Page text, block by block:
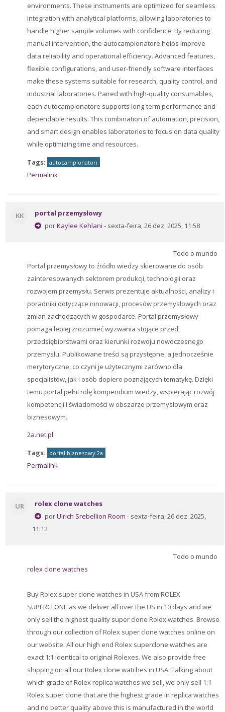
environments. These instruments are optimized for seamless
integration with analytical platforms, allowing laboratories to
handle higher sample volumes with confidence. By reducing
manual intervention, the autocampionatore helps improve
data reliability and operational efficiency. Advanced features,
flexible configurations, and user-friendly software interfaces
make these systems suitable for research, quality control, and
industrial laboratories. Paired with high-quality consumables,
each autocampionatore supports long-term performance and
dependable results. This combination of automation, precision,
and smart design enables laboratories to focus on data quality
while optimizing time and resources.
Tags: autocampionatori
Permalink
KK
portal przemysłowy
porKaylee Kehlani - sexta-feira, 26 dez. 2025, 11:58
Todo o mundo
Portal przemysłowy to źródło wiedzy skierowane do osób
zainteresowanych sektorem produkcji, technologii oraz
rozwojem przemysłu. Serwis prezentuje aktualności, analizy i
poradniki dotyczące innowacji, procesów przemysłowych oraz
zmian zachodzących w gospodarce. Portal przemysłowy
pomaga lepiej zrozumieć wyzwania stojące przed
przedsiębiorstwami oraz kierunki rozwoju nowoczesnego
przemysłu. Publikowane treści są przystępne, a jednocześnie
merytoryczne, co czyni je użytecznymi zarówno dla
specjalistów, jak i osób dopiero poznających tematykę. Dzięki
temu portal pełni rolę kompendium wiedzy, wspierając rozwój
kompetencji i świadomości w obszarze przemysłowym oraz
biznesowym.
2a.net.pl
Tags: portal biznesowy 2a
Permalink
UR
rolex clone watches
porUlrich Srebellion Room - sexta-feira, 26 dez. 2025,
11:12
Todo o mundo
rolex clone watches
Buy Rolex super clone watches in USA from ROLEX
SUPERCLONE as we deliver all over the US in 10 days and we
only sell the highest quality super clone Rolex watches. Browse
through our collection of Rolex super clone watches online on
our website. All our high end Rolex superclone watches are
exact 1:1 identical to original Rolexes. We also provide free
shipping on all our Rolex clone watches in USA. Talking about
which grade of Rolex replica watches we sell, we only sell 1:1
Rolex super clone that are the highest grade in replica watches
and no better quality above this is manufactured in the world